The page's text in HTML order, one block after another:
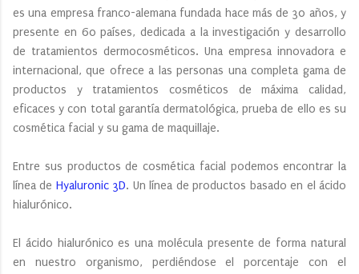
es una empresa franco-alemana fundada hace más de 30 años, y
presente en 60 países, dedicada a la investigación y desarrollo
de tratamientos dermocosméticos. Una empresa innovadora e
internacional, que ofrece a las personas una completa gama de
productos y tratamientos cosméticos de máxima calidad,
eficaces y con total garantía dermatológica, prueba de ello es su
cosmética facial y su gama de maquillaje.
Entre sus productos de cosmética facial podemos encontrar la
línea de Hyaluronic 3D. Un línea de productos basado en el ácido
hialurónico.
El ácido hialurónico es una molécula presente de forma natural
en nuestro organismo, perdiéndose el porcentaje con el